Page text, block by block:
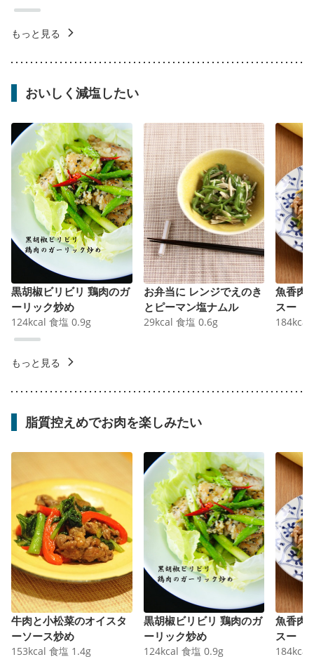
もっと見る
おいしく減塩したい
黒胡椒ビリビリ 鶏肉のガ
ーリック炒め
124kcal 食塩 0.9g
お弁当に レンジでえのき
とピーマン塩ナムル
29kcal 食塩 0.6g
魚香肉
スー
184kcal
もっと見る
脂質控えめでお肉を楽しみたい
牛肉と小松菜のオイスタ
ーソース炒め
153kcal 食塩 1.4g
黒胡椒ビリビリ 鶏肉のガ
ーリック炒め
124kcal 食塩 0.9g
魚香肉
スー
184kcal